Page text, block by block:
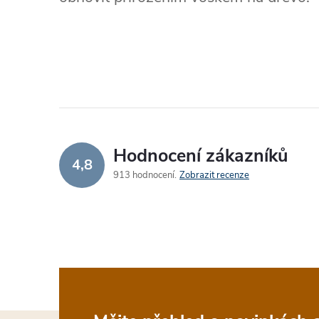
4,8 Hodnocení zákazníků
913 hodnocení Zobrazit recenze